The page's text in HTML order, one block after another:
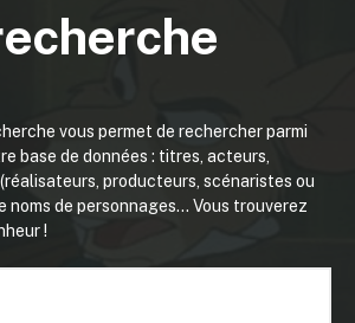
vous permet de rechercher parmi
base de données : titres, acteurs,
producteurs, scénaristes ou
noms de personnages... Vous trouverez
!